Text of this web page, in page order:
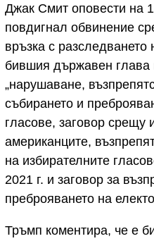
Джак Смит оповести на 1
повдигнал обвинение
връзка с разследването
бившия държавен глава
„нарушаване,
събирането и
гласове, заговор срещу
американците,
на избирателните
2021 г. и заговор за
преброяването на
Тръмп коментира, че е